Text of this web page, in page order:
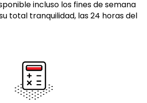
incluso los fines de semana
total tranquilidad, las 24 horas del